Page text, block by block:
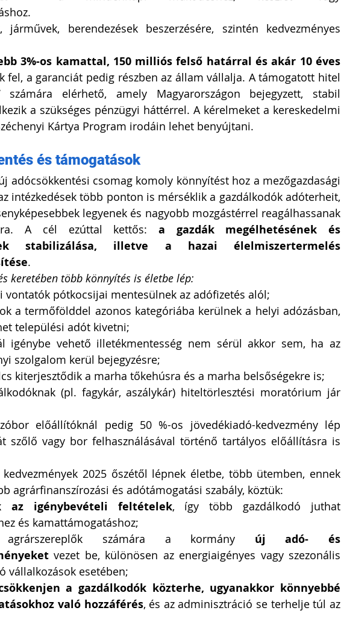
járművek, berendezések beszerzésére, szintén kedvezményes
3%-os kamattal, 150 milliós felső határral és akár 10 éves
fel, a garanciát pedig részben az állam vállalja. A támogatott hitel
elérhető, amely Magyarországon bejegyzett, stabil
a szükséges pénzügyi háttérrel. A kérelmeket a kereskedelmi
Kártya Program irodáin lehet benyújtani.
és támogatások
adócsökkentési csomag komoly könnyítést hoz a mezőgazdasági
intézkedések több ponton is mérséklik a gazdálkodók adóterheit,
legyenek és nagyobb mozgástérrel reagálhassanak
A cél ezúttal kettős: a gazdák megélhetésének és
stabilizálása, illetve a hazai élelmiszertermelés
.
keretében több könnyítés is életbe lép:
vontatók pótkocsijai mentesülnek az adófizetés alól;
a termőfölddel azonos kategóriába kerülnek a helyi adózásban,
települési adót kivetni;
igénybe vehető illetékmentesség nem sérül akkor sem, ha az
szolgalom kerül bejegyzésre;
kiterjesztődik a marha tőkehúsra és a marha belsőségekre is;
(pl. fagykár, aszálykár) hiteltörlesztési moratórium jár
előállítóknál pedig 50 %-os jövedékiadó-kedvezmény lép
szőlő vagy bor felhasználásával történő tartályos előállításra is
kedvezmények 2025 őszétől lépnek életbe, több ütemben, ennek
agrárfinanszírozási és adótámogatási szabály, köztük:
az igénybevételi feltételek, így több gazdálkodó juthat
és kamattámogatáshoz;
számára a kormány új adó- és
vezet be, különösen az energiaigényes vagy szezonális
vállalkozások esetében;
a gazdálkodók közterhe, ugyanakkor könnyebbé
való hozzáférés, és az adminisztráció se terhelje túl az